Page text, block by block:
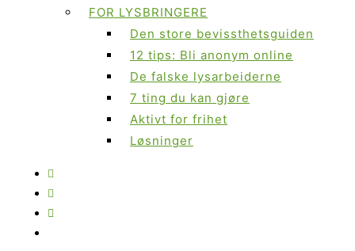
FOR LYSBRINGERE
Den store bevissthetsguiden
12 tips: Bli anonym online
De falske lysarbeiderne
7 ting du kan gjøre
Aktivt for frihet
Løsninger